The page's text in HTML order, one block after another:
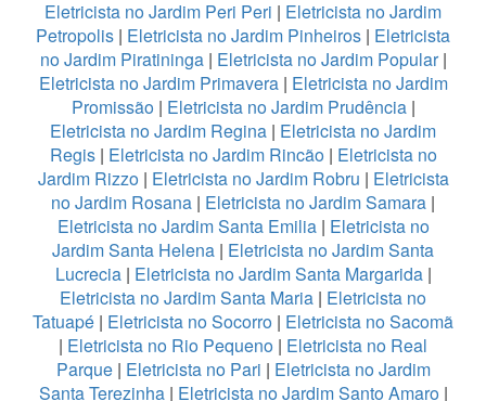
Eletricista no Jardim Peri Peri | Eletricista no Jardim
Petropolis | Eletricista no Jardim Pinheiros | Eletricista
no Jardim Piratininga| Eletricista no Jardim Popular|
Eletricista no Jardim Primavera| Eletricista no Jardim
Promissão| Eletricista no Jardim Prudência|
Eletricista no Jardim Regina | Eletricista no Jardim
Regis| Eletricista no Jardim Rincão| Eletricista no
Jardim Rizzo| Eletricista no Jardim Robru | Eletricista
no Jardim Rosana | Eletricista no Jardim Samara |
Eletricista no Jardim Santa Emilia| Eletricista no
Jardim Santa Helena | Eletricista no Jardim Santa
Lucrecia| Eletricista no Jardim Santa Margarida|
Eletricista no Jardim Santa Maria | Eletricista no
Tatuapé | Eletricista no Socorro | Eletricista no Sacomã
| Eletricista no Rio Pequeno | Eletricista no Real
Parque| Eletricista no Pari | Eletricista no Jardim
Santa Terezinha| Eletricista no Jardim Santo Amaro|